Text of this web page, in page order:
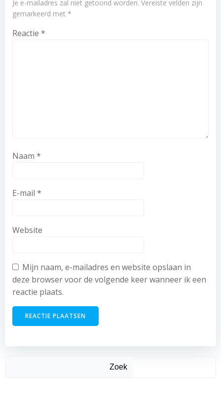
Je e-mailadres zal niet getoond worden. Vereiste velden zijn
gemarkeerd met *
Reactie *
Naam *
E-mail *
Website
Mijn naam, e-mailadres en website opslaan in
deze browser voor de volgende keer wanneer ik een
reactie plaats.
Zoek